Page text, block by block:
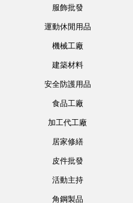
服飾批發
運動休閒用品
機械工廠
建築材料
安全防護用品
食品工廠
加工代工廠
居家修繕
皮件批發
活動主持
角鋼製品